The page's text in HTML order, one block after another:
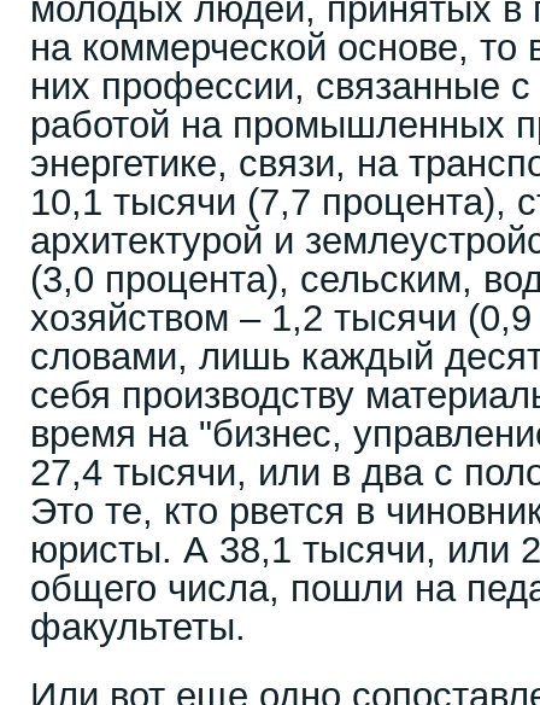
молодых людей, принятых в
на коммерческой основе, то
них профессии, связанные
работой на промышленных
энергетике, связи, на
10,1 тысячи (7,7 процента),
архитектурой и
(3,0 процента), сельским,
хозяйством – 1,2 тысячи
словами, лишь каждый
себя производству
время на "бизнес,
27,4 тысячи, или в два с
Это те, кто рвется в
юристы. А 38,1 тысячи, или
общего числа, пошли на
факультеты.
Или вот еще одно